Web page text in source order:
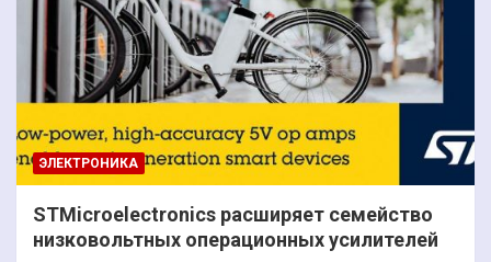
ЭЛЕКТРОНИКА
STMicroelectronics расширяет семейство
низковольтных операционных усилителей